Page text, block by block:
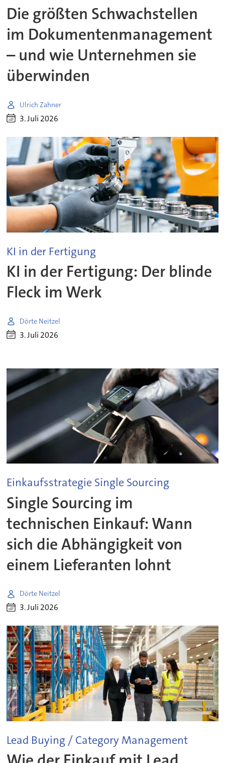
Die größten Schwachstellen
im Dokumentenmanagement
– und wie Unternehmen sie
überwinden
Ulrich Zahner
3. Juli 2026
KI in der Fertigung
KI in der Fertigung: Der blinde
Fleck im Werk
Dörte Neitzel
3. Juli 2026
Einkaufsstrategie Single Sourcing
Single Sourcing im
technischen Einkauf: Wann
sich die Abhängigkeit von
einem Lieferanten lohnt
Dörte Neitzel
3. Juli 2026
Lead Buying / Category Management